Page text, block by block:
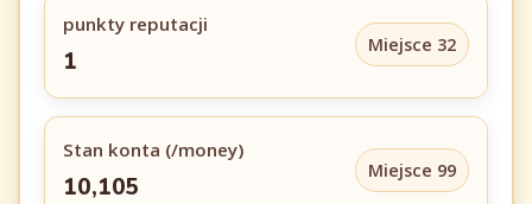
punkty reputacji
1
Miejsce 32
Stan konta (/money)
10,105
Miejsce 99